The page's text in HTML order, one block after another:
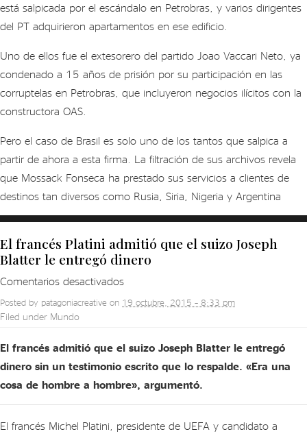
está salpicada por el escándalo en Petrobras, y varios dirigentes
del PT adquirieron apartamentos en ese edificio.
Uno de ellos fue el extesorero del partido Joao Vaccari Neto, ya
condenado a 15 años de prisión por su participación en las
corruptelas en Petrobras, que incluyeron negocios ilícitos con la
constructora OAS.
Pero el caso de Brasil es solo uno de los tantos que salpica a
partir de ahora a esta firma. La filtración de sus archivos revela
que Mossack Fonseca ha prestado sus servicios a clientes de
destinos tan diversos como Rusia, Siria, Nigeria y Argentina
El francés Platini admitió que el suizo Joseph
Blatter le entregó dinero
Comentarios desactivadosen
El
admitió
que
Blatter
Posted by patagoniacreative on 19 octubre, 2015 – 8:33 pm
Filed under Mundo
El francés admitió que el suizo Joseph Blatter le entregó
dinero sin un testimonio escrito que lo respalde. «Era una
cosa de hombre a hombre», argumentó.
El francés Michel Platini, presidente de UEFA y candidato a